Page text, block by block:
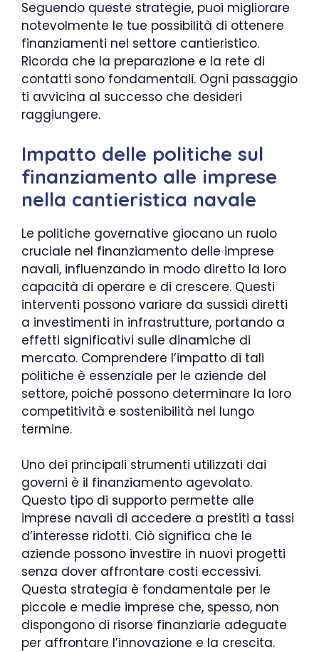
Seguendo queste strategie, puoi migliorare
notevolmente le tue possibilità di ottenere
finanziamenti nel settore cantieristico.
Ricorda che la preparazione e la rete di
contatti sono fondamentali. Ogni passaggio
ti avvicina al successo che desideri
raggiungere.
Impatto delle politiche sul
finanziamento alle imprese
nella cantieristica navale
Le politiche governative giocano un ruolo
cruciale nel finanziamento delle imprese
navali, influenzando in modo diretto la loro
capacità di operare e di crescere. Questi
interventi possono variare da sussidi diretti
a investimenti in infrastrutture, portando a
effetti significativi sulle dinamiche di
mercato. Comprendere l’impatto di tali
politiche è essenziale per le aziende del
settore, poiché possono determinare la loro
competitività e sostenibilità nel lungo
termine.
Uno dei principali strumenti utilizzati dai
governi è il finanziamento agevolato.
Questo tipo di supporto permette alle
imprese navali di accedere a prestiti a tassi
d’interesse ridotti. Ciò significa che le
aziende possono investire in nuovi progetti
senza dover affrontare costi eccessivi.
Questa strategia è fondamentale per le
piccole e medie imprese che, spesso, non
dispongono di risorse finanziarie adeguate
per affrontare l’innovazione e la crescita.